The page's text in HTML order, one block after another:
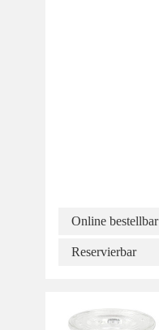
Online bestellbar
Reservierbar